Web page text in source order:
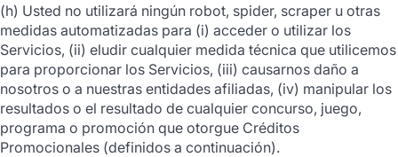
(h) Usted no utilizará ningún robot, spider, scraper u otras
medidas automatizadas para (i) acceder o utilizar los
Servicios, (ii) eludir cualquier medida técnica que utilicemos
para proporcionar los Servicios, (iii) causarnos daño a
nosotros o a nuestras entidades afiliadas, (iv) manipular los
resultados o el resultado de cualquier concurso, juego,
programa o promoción que otorgue Créditos
Promocionales (definidos a continuación).